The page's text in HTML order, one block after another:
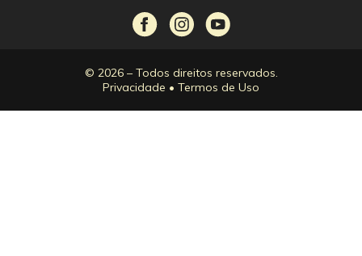
© 2026 – Todos direitos reservados.
Privacidade • Termos de Uso